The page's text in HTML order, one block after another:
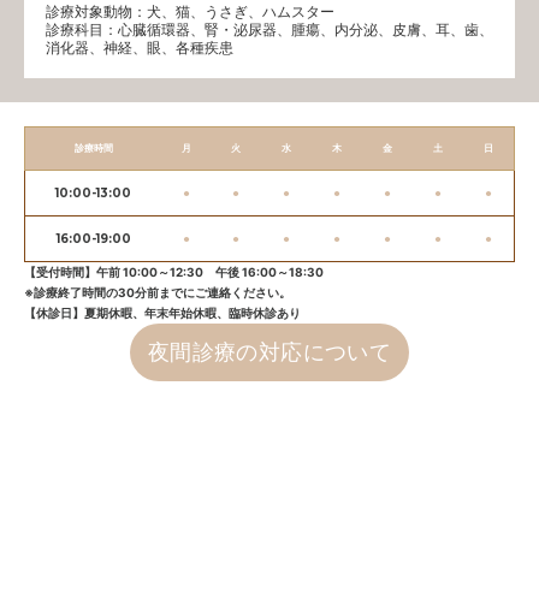
診療対象動物：犬、猫、うさぎ、ハムスター
診療科目：⼼臓循環器、腎・泌尿器、腫瘍、内分泌、⽪膚、耳、歯、
消化器、神経、眼、各種疾患
診療時間 月 火 水 木 金 土 日
10:00-13:00 ● ● ● ● ● ● ●
16:00-19:00 ● ● ● ● ● ● ●
【受付時間】午前 10:00～12:30 午後 16:00～18:30
※診療終了時間の30分前までにご連絡ください。
【休診日】夏期休暇、年末年始休暇、臨時休診あり
夜間診療の対応について